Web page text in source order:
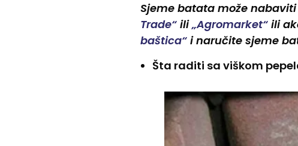
Sjeme batata može
Trade“ ili„Agromarket“ ili
baštica“ i naručite sjeme
Šta raditi sa viškom